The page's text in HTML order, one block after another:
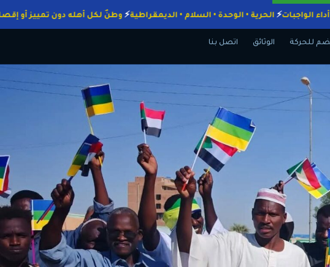
وأداء الواجبات الحرية • الوحدة • السلام • الديمقراطية وطنٌ لكل أهله دون تمييز
للحركة الوثائق اتصل بنا